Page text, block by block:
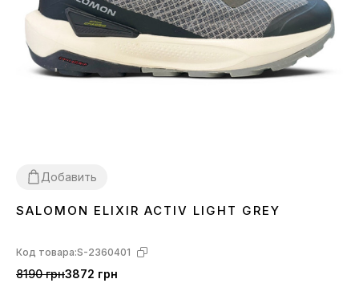
Добавить
414344
SALOMON ELIXIR ACTIV LIGHT GREY
Код товара:S-2360401
8190 грн3872 грн